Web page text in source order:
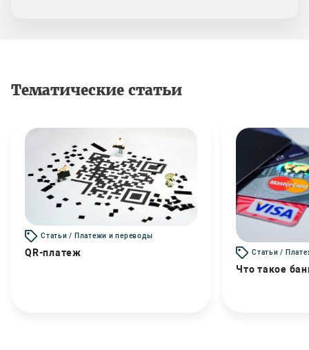
Тематические статьи
Статьи / Платежи и переводы
QR-платеж Статьи /
Что такое